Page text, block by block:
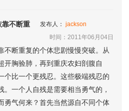
靠不断重 发布人： jackson
时间：2011年06月04日
不断重复的个体悲剧慢慢突破。从
开胸验肺，再到重庆农妇剖腹自
个比一个更残忍。这些极端残忍的
。一个人自残是需要相当勇气的，
勇气何来？首先当然源自不同个体